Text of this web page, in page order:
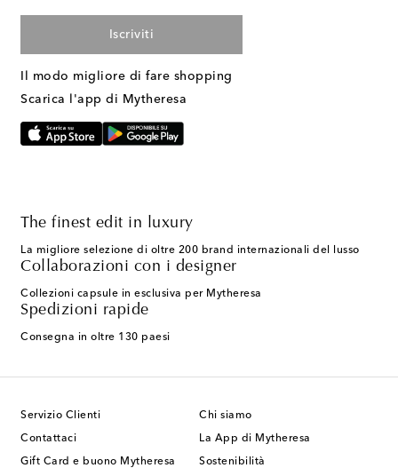
Iscriviti
Il modo migliore di fare shopping
Scarica l'app di Mytheresa
The finest edit in luxury
La migliore selezione di oltre 200 brand internazionali del lusso
Collaborazioni con i designer
Collezioni capsule in esclusiva per Mytheresa
Spedizioni rapide
Consegna in oltre 130 paesi
Servizio Clienti
Contattaci
Gift Card e buono Mytheresa
Chi siamo
La App di Mytheresa
Sostenibilità